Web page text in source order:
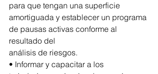
para que tengan una superficie
amortiguada y establecer un programa
de pausas activas conforme al
resultado del
análisis de riesgos.
• Informar y capacitar a los